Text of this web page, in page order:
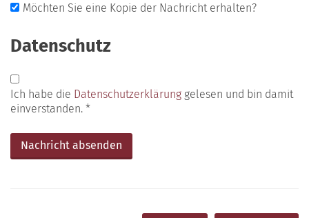
Möchten Sie eine Kopie der Nachricht erhalten?
Datenschutz
Ich habe die Datenschutzerklärung gelesen und bin damit
einverstanden. *